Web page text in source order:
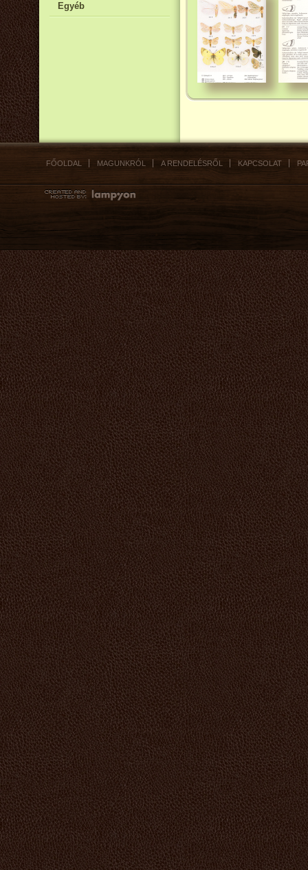
Egyéb
FŐOLDAL MAGUNKRÓL A RENDELÉSRŐL KAPCSOLAT